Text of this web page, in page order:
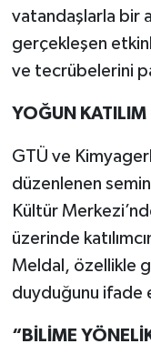
vatandaşlarla bir
gerçekleşen
ve tecrübelerini
YOĞUN KATILIM
GTÜ ve
düzenlenen
Kültür
üzerinde
Meldal, özellikle
duyduğunu ifade
“BİLİME